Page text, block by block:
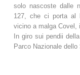
solo nascoste dalle
127, che ci porta al
vicino a malga Covel,
In giro sui pendii
Parco Nazionale